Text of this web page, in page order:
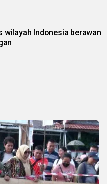
wilayah Indonesia berawan